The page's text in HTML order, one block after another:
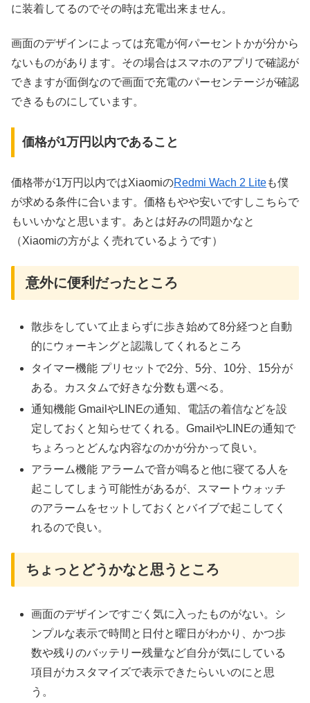
に装着してるのでその時は充電出来ません。
画面のデザインによっては充電が何パーセントかが分から
ないものがあります。その場合はスマホのアプリで確認が
できますが面倒なので画面で充電のパーセンテージが確認
できるものにしています。
価格が1万円以内であること
価格帯が1万円以内ではXiaomiのRedmi Wach 2 Liteも僕
が求める条件に合います。価格もやや安いですしこちらで
もいいかなと思います。あとは好みの問題かなと
（Xiaomiの方がよく売れているようです）
意外に便利だったところ
散歩をしていて止まらずに歩き始めて8分経つと自動
的にウォーキングと認識してくれるところ
タイマー機能 プリセットで2分、5分、10分、15分が
ある。カスタムで好きな分数も選べる。
通知機能 GmailやLINEの通知、電話の着信などを設
定しておくと知らせてくれる。GmailやLINEの通知で
ちょろっとどんな内容なのかが分かって良い。
アラーム機能 アラームで音が鳴ると他に寝てる人を
起こしてしまう可能性があるが、スマートウォッチ
のアラームをセットしておくとバイブで起こしてく
れるので良い。
ちょっとどうかなと思うところ
画面のデザインですごく気に入ったものがない。シ
ンプルな表示で時間と日付と曜日がわかり、かつ歩
数や残りのバッテリー残量など自分が気にしている
項目がカスタマイズで表示できたらいいのにと思
う。